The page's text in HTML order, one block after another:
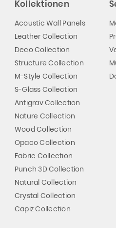
Kollektionen
Acoustic Wall Panels
Leather Collection
Deco Collection
Structure Collection
M-Style Collection
S-Glass Collection
Antigrav Collection
Nature Collection
Wood Collection
Opaco Collection
Fabric Collection
Punch 3D Collection
Natural Collection
Crystal Collection
Capiz Collection